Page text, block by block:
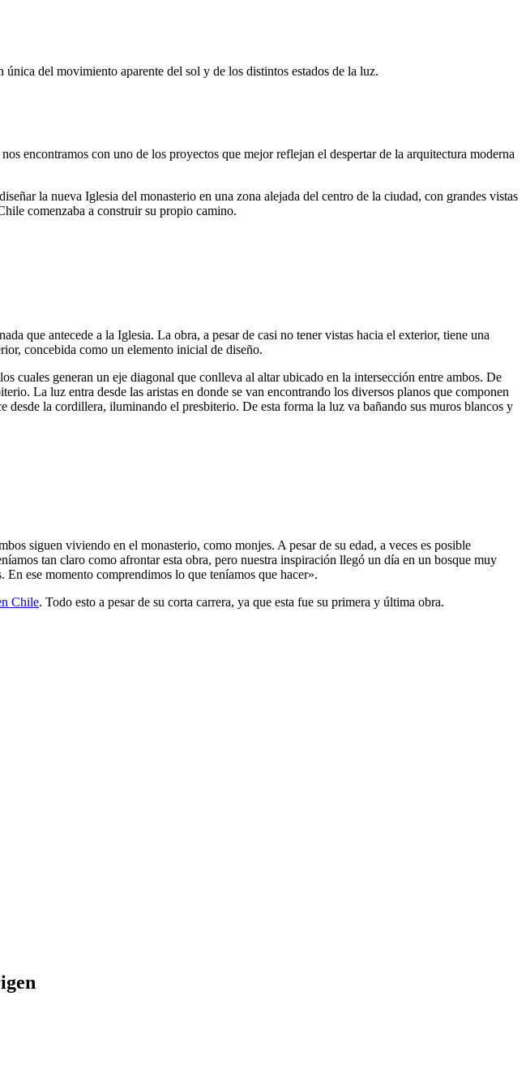
del movimiento aparente del sol y de los distintos estados de la luz.
encontramos con uno de los proyectos que mejor reflejan el despertar de la arquitectura moderna
la nueva Iglesia del monasterio en una zona alejada del centro de la ciudad, con grandes vistas
comenzaba a construir su propio camino.
que antecede a la Iglesia. La obra, a pesar de casi no tener vistas hacia el exterior, tiene una
concebida como un elemento inicial de diseño.
cuales generan un eje diagonal que conlleva al altar ubicado en la intersección entre ambos. De
La luz entra desde las aristas en donde se van encontrando los diversos planos que componen
la cordillera, iluminando el presbiterio. De esta forma la luz va bañando sus muros blancos y
siguen viviendo en el monasterio, como monjes. A pesar de su edad, a veces es posible
tan claro como afrontar esta obra, pero nuestra inspiración llegó un día en un bosque muy
ese momento comprendimos lo que teníamos que hacer».
Chile. Todo esto a pesar de su corta carrera, ya que esta fue su primera y última obra.